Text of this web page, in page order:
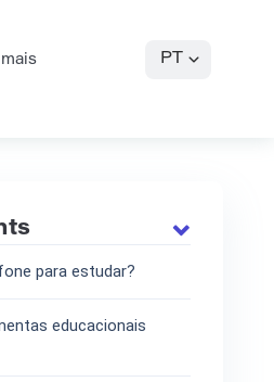
PT
para estudar?
educacionais